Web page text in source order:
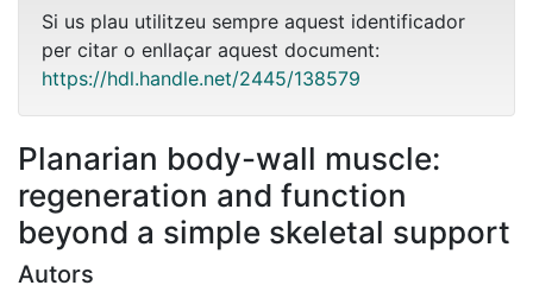
Si us plau utilitzeu sempre aquest identificador
per citar o enllaçar aquest document:
https://hdl.handle.net/2445/138579
Planarian body-wall muscle:
regeneration and function
beyond a simple skeletal support
Autors